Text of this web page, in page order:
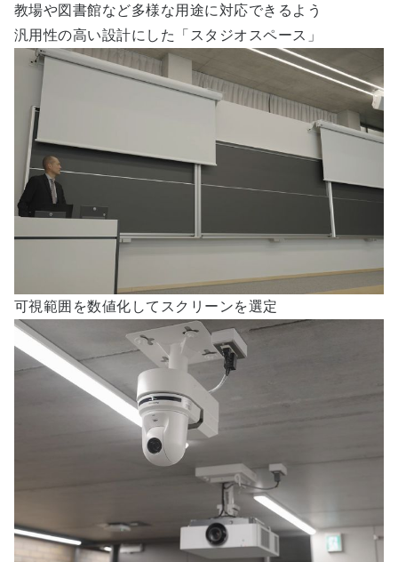
教場や図書館など多様な用途に対応できるよう
汎用性の高い設計にした「スタジオスペース」
可視範囲を数値化してスクリーンを選定